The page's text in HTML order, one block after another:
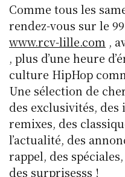
Comme tous les
rendez-vous sur le
www.rcv-lille.com ,
, plus d’une heure
culture HipHop
Une sélection de
des exclusivités, des
remixes, des
l’actualité, des
rappel, des
des surprisesss !